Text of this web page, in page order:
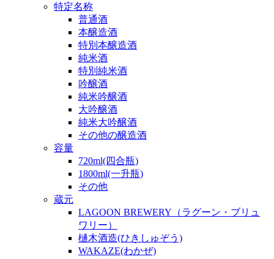
特定名称
普通酒
本醸造酒
特別本醸造酒
純米酒
特別純米酒
吟醸酒
純米吟醸酒
大吟醸酒
純米大吟醸酒
その他の醸造酒
容量
720ml(四合瓶)
1800ml(一升瓶)
その他
蔵元
LAGOON BREWERY（ラグーン・ブリュ
ワリー）
樋木酒造(ひきしゅぞう)
WAKAZE(わかぜ)